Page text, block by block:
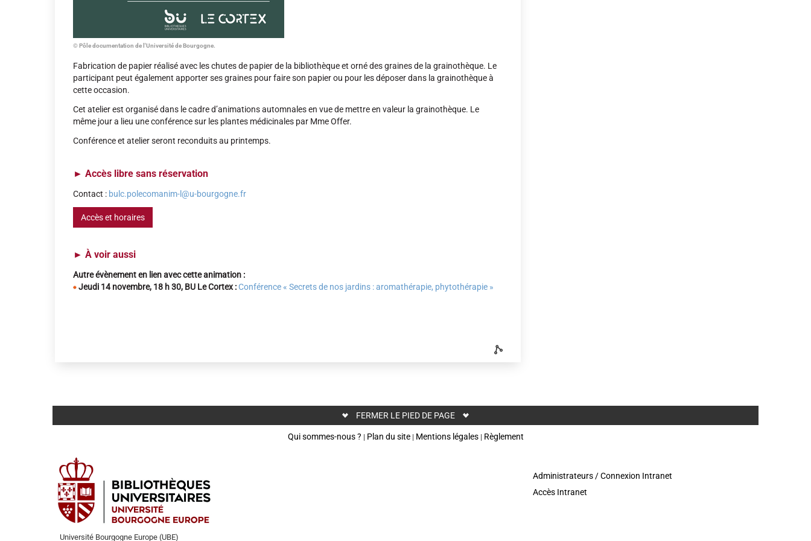
© Pôle documentation de l'Université de Bourgogne.
Fabrication de papier réalisé avec les chutes de papier de la bibliothèque et orné des graines de la grainothèque. Le
participant peut également apporter ses graines pour faire son papier ou pour les déposer dans la grainothèque à
cette occasion.
Cet atelier est organisé dans le cadre d’animations automnales en vue de mettre en valeur la grainothèque. Le
même jour a lieu une conférence sur les plantes médicinales par Mme Offer.
Conférence et atelier seront reconduits au printemps.
► Accès libre sans réservation
Contact : bulc.polecomanim-l@u-bourgogne.fr
Accès et horaires
► À voir aussi
Autre évènement en lien avec cette animation :
Jeudi 14 novembre, 18 h 30, BU Le Cortex :Conférence « Secrets de nos jardins : aromathérapie, phytothérapie »
FERMER LE PIED DE PAGE
Qui sommes-nous ? | Plan du site| Mentions légales| Règlement
Université Bourgogne Europe (UBE)
Administrateurs / Connexion Intranet
Accès Intranet